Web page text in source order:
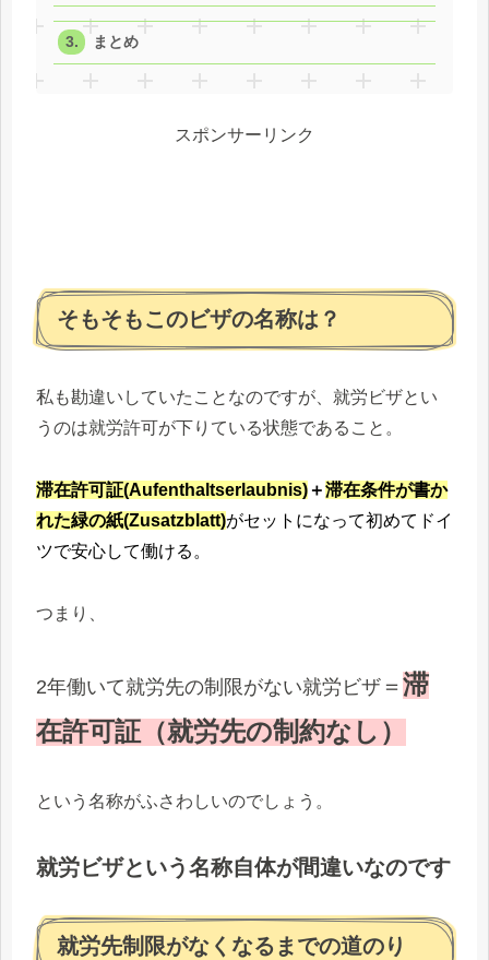
まとめ
スポンサーリンク
そもそもこのビザの名称は？
私も勘違いしていたことなのですが、就労ビザとい
うのは就労許可が下りている状態であること。
滞在許可証(Aufenthaltserlaubnis)＋滞在条件が書か
れた緑の紙(Zusatzblatt)がセットになって初めてドイ
ツで安心して働ける。
つまり、
2年働いて就労先の制限がない就労ビザ ＝滞
在許可証（就労先の制約なし）
という名称がふさわしいのでしょう。
就労ビザという名称自体が間違いなのです
就労先制限がなくなるまでの道のり